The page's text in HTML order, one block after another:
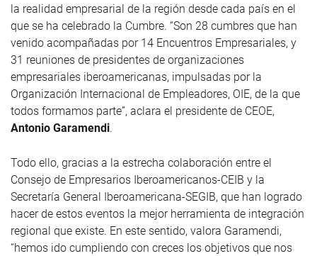
la realidad empresarial de la región desde cada país en el
que se ha celebrado la Cumbre. “Son 28 cumbres que han
venido acompañadas por 14 Encuentros Empresariales, y
31 reuniones de presidentes de organizaciones
empresariales iberoamericanas, impulsadas por la
Organización Internacional de Empleadores, OIE, de la que
todos formamos parte”, aclara el presidente de CEOE,
Antonio Garamendi.
Todo ello, gracias a la estrecha colaboración entre el
Consejo de Empresarios Iberoamericanos-CEIB y la
Secretaría General Iberoamericana-SEGIB, que han logrado
hacer de estos eventos la mejor herramienta de integración
regional que existe. En este sentido, valora Garamendi,
“hemos ido cumpliendo con creces los objetivos que nos